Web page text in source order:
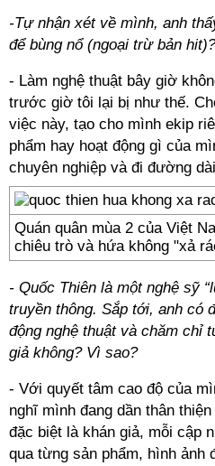
-Tự nhận xét về mình, anh
để bùng nổ (ngoại trừ bản hit)?
- Làm nghệ thuật bây giờ
trước giờ tôi lại bị như thế.
việc này, tạo cho mình ekip
phẩm hay hoạt động gì của
chuyên nghiệp và đi đường
Quán quân mùa 2 của Việt
chiêu trò và hứa không "xả
- Quốc Thiên là một nghệ sỹ
truyền thông. Sắp tới, anh có
động nghệ thuật và chăm chỉ
giả không? Vì sao?
- Với quyết tâm cao độ của
nghĩ mình đang dần thân
đặc biệt là khán giả, mỗi cập
qua từng sản phẩm, hình ảnh